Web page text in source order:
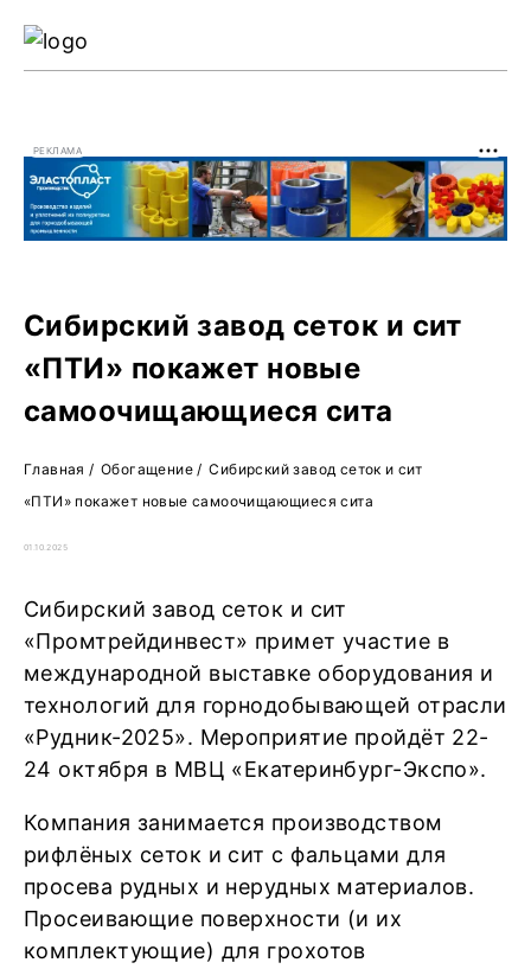
РЕКЛАМА
Сибирский завод сеток и сит
«ПТИ» покажет новые
самоочищающиеся сита
Главная / Обогащение/ Сибирский завод сеток и сит
«ПТИ» покажет новые самоочищающиеся сита
01.10.2025
Сибирский завод сеток и сит
«Промтрейдинвест» примет участие в
международной выставке оборудования и
технологий для горнодобывающей отрасли
«Рудник-2025». Мероприятие пройдёт 22-
24 октября в МВЦ «Екатеринбург-Экспо».
Компания занимается производством
рифлёных сеток и сит с фальцами для
просева рудных и нерудных материалов.
Просеивающие поверхности (и их
комплектующие) для грохотов